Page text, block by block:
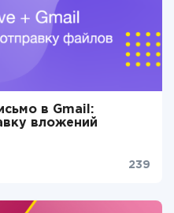
в Gmail:
вложений
239